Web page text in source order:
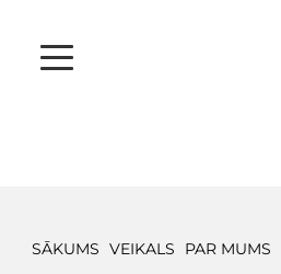
SĀKUMS VEIKALS PAR MUMS